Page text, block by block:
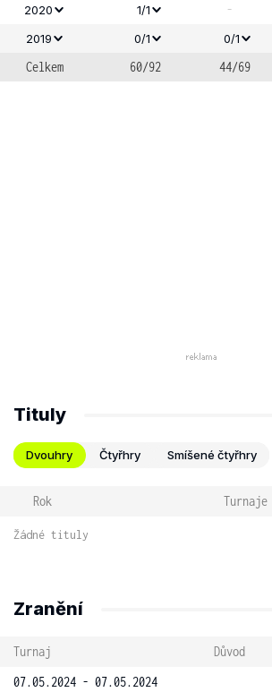
2020 1/1 -
2019 0/1 0/1
Celkem
60/92 44/69
Tituly
Dvouhry Čtyřhry Smíšené čtyřhry
Rok Turnaje
Žádné tituly
Zranění
Turnaj
Důvod
07.05.2024 - 07.05.2024